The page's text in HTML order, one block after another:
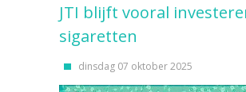
JTI blijft vooral
sigaretten
dinsdag 07 oktober 2025